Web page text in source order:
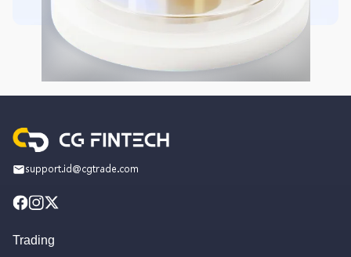
support.id@cgtrade.com
Trading